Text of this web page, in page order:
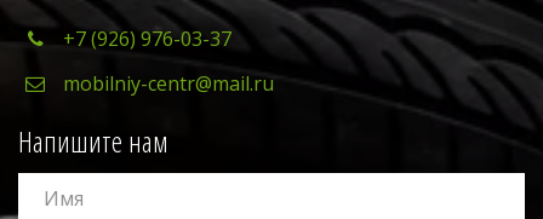
+7 (926) 976-03-37
mobilniy-centr@mail.ru
Напишите нам